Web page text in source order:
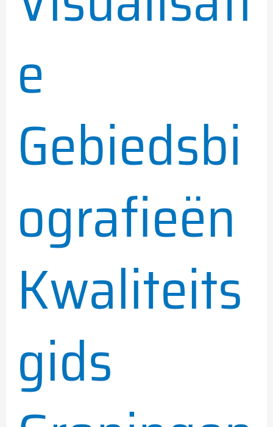
e
Gebiedsbi
ografieën
Kwaliteits
gids